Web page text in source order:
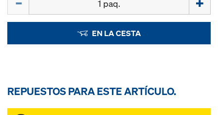
EN LA CESTA
REPUESTOS PARA ESTE ARTÍCULO.